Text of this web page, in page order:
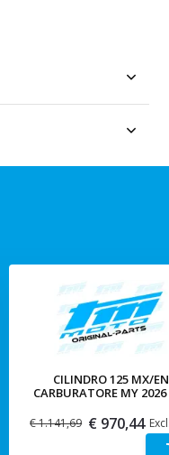
CILINDRO 125 MX/EN
CARBURATORE MY 2026
€ 1.141,69 € 970,44